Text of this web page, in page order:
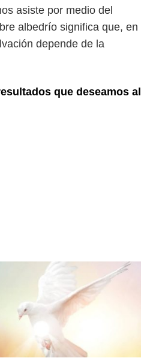
asiste por medio del
albedrío significa que, en
depende de la
que deseamos al